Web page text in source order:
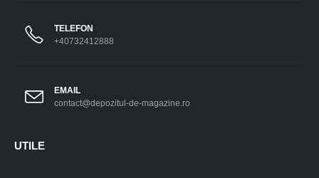
TELEFON
+40732412888
EMAIL
contact@depozitul-de-magazine.ro
UTILE